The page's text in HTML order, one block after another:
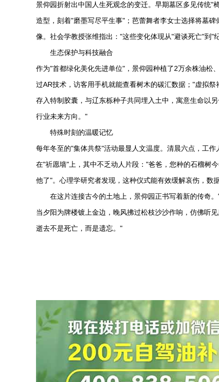
景仰园折射出中国人生死观念的变迁。早期墓区多见传统"
造型，刻着"磨墨写尽平生事"；芭蕾舞者李女士选择将墓
像。社会学教授张维指出："这些变化体现从"避谈死亡"到
生态保护与科技融合
作为"首都绿化美化先进单位"，景仰园种植了2万余株油松
过AR技术，访客用手机就能查看树木的碳汇数据；"虚拟
存入特制胶囊，与辽东栎种子共同埋入土中，寓意生命以
行业未来方向。"
特殊时刻的温暖记忆
每年冬至的"集体共祭"活动最显人文温度。清晨六点，工
在"祈愿墙"上，其中不乏动人片段："爸爸，您种的石榴树
他了"。心理学研究者发现，这种仪式能有效缓解哀伤，数
在这片连接古今的土地上，景仰园正书写着新的传奇
当夕阳为牌楼镀上金边，晚风拂过松枝沙沙作响，仿佛听
逝去不是死亡，而是遗忘。"